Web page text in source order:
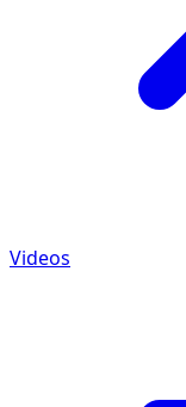
Videos